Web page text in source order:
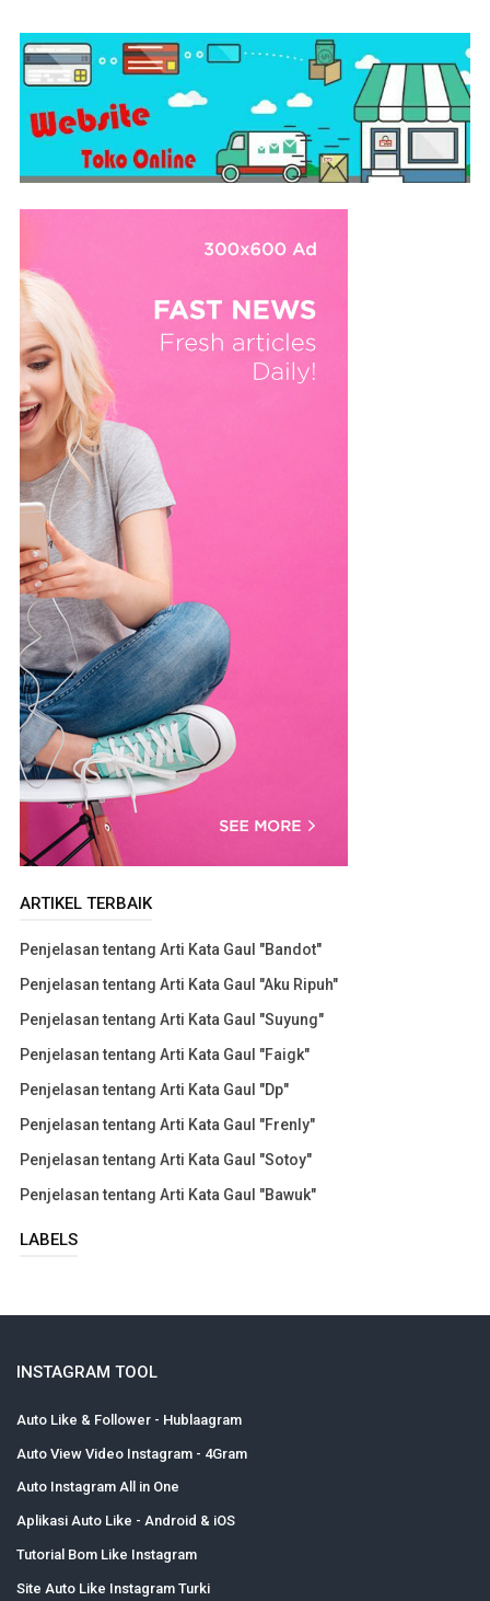
ARTIKEL TERBAIK
Penjelasan tentang Arti Kata Gaul "Bandot"
Penjelasan tentang Arti Kata Gaul "Aku Ripuh"
Penjelasan tentang Arti Kata Gaul "Suyung"
Penjelasan tentang Arti Kata Gaul "Faigk"
Penjelasan tentang Arti Kata Gaul "Dp"
Penjelasan tentang Arti Kata Gaul "Frenly"
Penjelasan tentang Arti Kata Gaul "Sotoy"
Penjelasan tentang Arti Kata Gaul "Bawuk"
LABELS
INSTAGRAM TOOL
Auto Like & Follower - Hublaagram
Auto View Video Instagram - 4Gram
Auto Instagram All in One
Aplikasi Auto Like - Android & iOS
Tutorial Bom Like Instagram
Site Auto Like Instagram Turki